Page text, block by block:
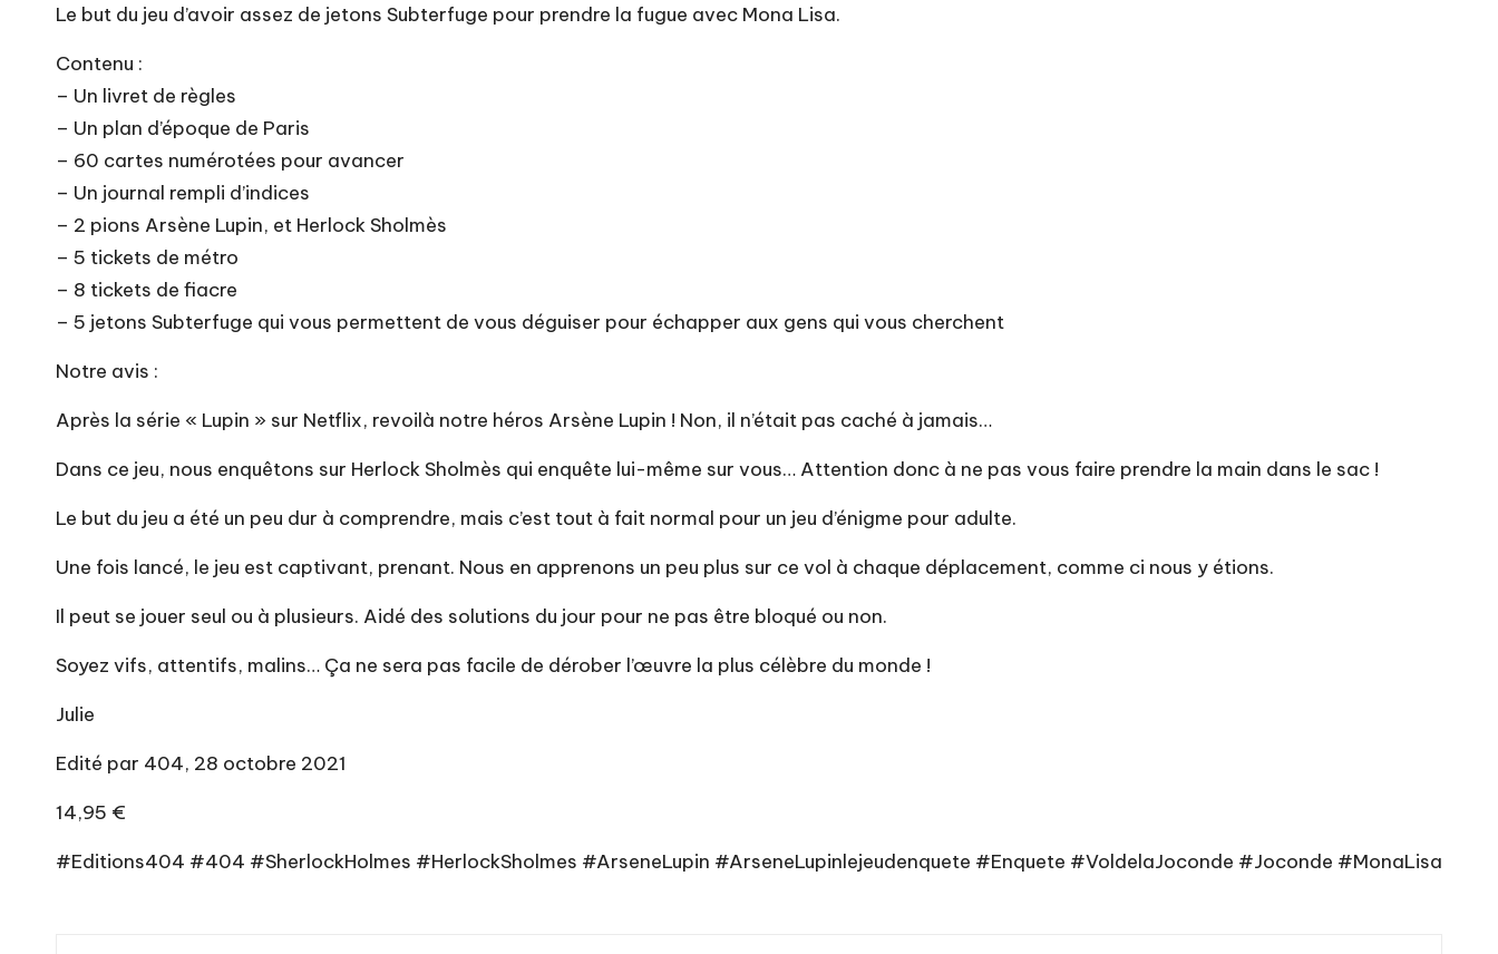
Le but du jeu d’avoir assez de jetons Subterfuge pour prendre la fugue avec Mona Lisa.
Contenu :
– Un livret de règles
– Un plan d’époque de Paris
– 60 cartes numérotées pour avancer
– Un journal rempli d’indices
– 2 pions Arsène Lupin, et Herlock Sholmès
– 5 tickets de métro
– 8 tickets de fiacre
– 5 jetons Subterfuge qui vous permettent de vous déguiser pour échapper aux gens qui vous cherchent
Notre avis :
Après la série « Lupin » sur Netflix, revoilà notre héros Arsène Lupin ! Non, il n’était pas caché à jamais…
Dans ce jeu, nous enquêtons sur Herlock Sholmès qui enquête lui-même sur vous… Attention donc à ne pas vous faire prendre la main dans le sac !
Le but du jeu a été un peu dur à comprendre, mais c’est tout à fait normal pour un jeu d’énigme pour adulte.
Une fois lancé, le jeu est captivant, prenant. Nous en apprenons un peu plus sur ce vol à chaque déplacement, comme ci nous y étions.
Il peut se jouer seul ou à plusieurs. Aidé des solutions du jour pour ne pas être bloqué ou non.
Soyez vifs, attentifs, malins… Ça ne sera pas facile de dérober l’œuvre la plus célèbre du monde !
Julie
Edité par 404, 28 octobre 2021
14,95 €
#Editions404 #404 #SherlockHolmes #HerlockSholmes #ArseneLupin #ArseneLupinlejeudenquete #Enquete #VoldelaJoconde #Joconde #MonaLisa